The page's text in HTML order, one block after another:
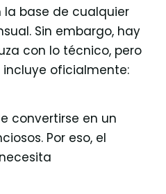
la base de cualquier
Sin embargo, hay
con lo técnico, pero
oficialmente:
convertirse en un
Por eso, el